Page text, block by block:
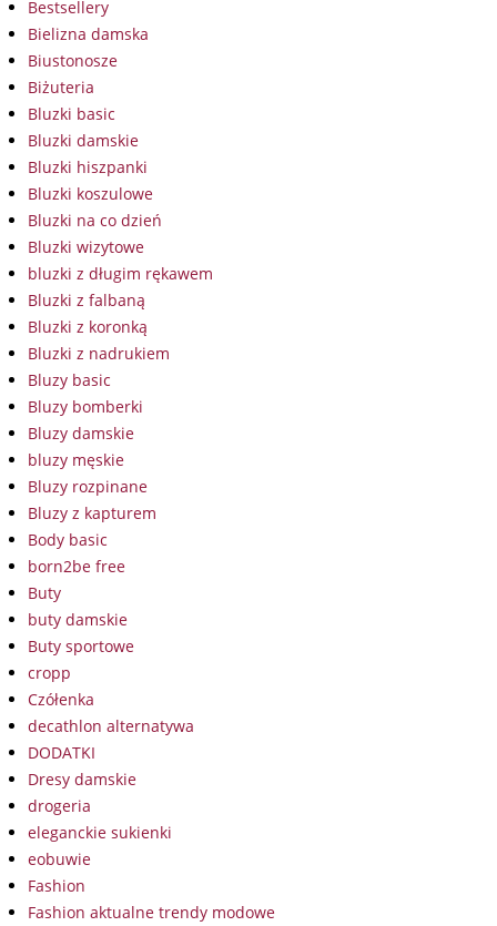
Bestsellery
Bielizna damska
Biustonosze
Biżuteria
Bluzki basic
Bluzki damskie
Bluzki hiszpanki
Bluzki koszulowe
Bluzki na co dzień
Bluzki wizytowe
bluzki z długim rękawem
Bluzki z falbaną
Bluzki z koronką
Bluzki z nadrukiem
Bluzy basic
Bluzy bomberki
Bluzy damskie
bluzy męskie
Bluzy rozpinane
Bluzy z kapturem
Body basic
born2be free
Buty
buty damskie
Buty sportowe
cropp
Czółenka
decathlon alternatywa
DODATKI
Dresy damskie
drogeria
eleganckie sukienki
eobuwie
Fashion
Fashion aktualne trendy modowe